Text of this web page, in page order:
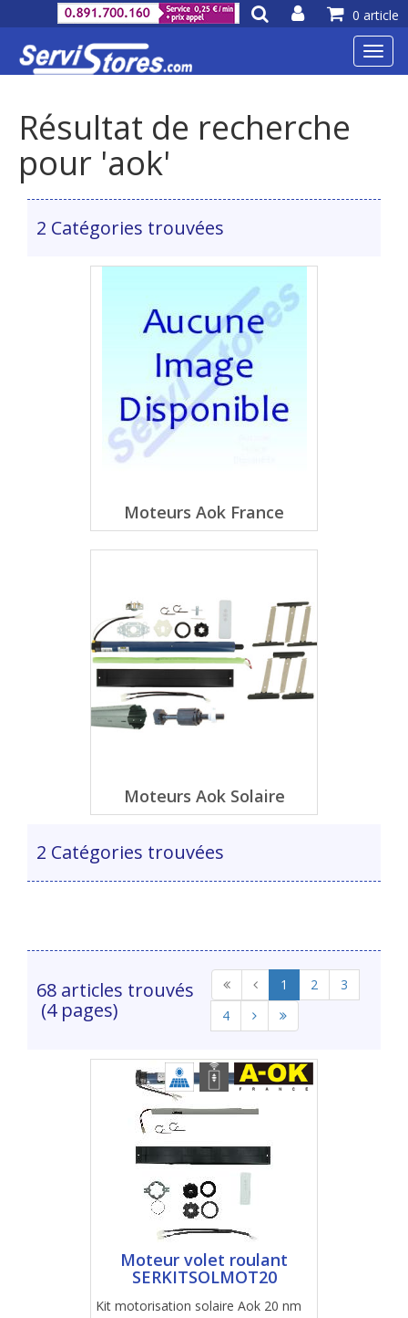
Résultat de recherche
pour 'aok'
2 Catégories trouvées
Moteurs Aok France
Moteurs Aok Solaire
2 Catégories trouvées
68 articles trouvés
(4 pages)
1 2
3
4
Moteur volet roulant
SERKITSOLMOT20
Kit motorisation solaire Aok 20 nm
0 article